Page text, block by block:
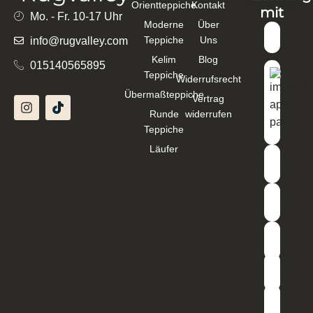
Mo. - Fr. 10-17 Uhr
info@rugvalley.com
015140565895
Orientteppiche
Moderne
Teppiche
Kelim
Teppiche
Übermaßteppiche
Runde
Teppiche
Läufer
Kontakt
Über
Uns
Blog
Widerrufsrecht
Vertrag
widerrufen
mit